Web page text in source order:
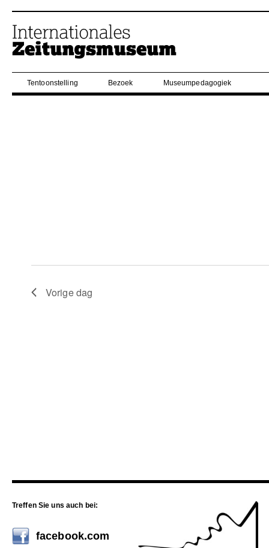
Tentoonstelling Bezoek Museumpedagogiek
Vorige dag
Treffen Sie uns auch bei:
facebook.com